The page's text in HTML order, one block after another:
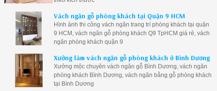
Vách ngăn gỗ phòng khách tại Quận 9 HCM
Hình ảnh thi công vách ngăn trang trí phòng khách tại quận
9 HCM, vách ngăn gỗ phòng khách Q9 TpHCM giá rẻ, vách
ngăn phòng khách quận 9
Xưởng làm vách ngăn gỗ phòng khách ở Bình Dương
Xưởng mộc chuyên vách ngăn gỗ Bình Dương, vách ngăn
phòng khách Bình Dương, vách ngăn bằng gỗ phòng khách
tại Bình Dương